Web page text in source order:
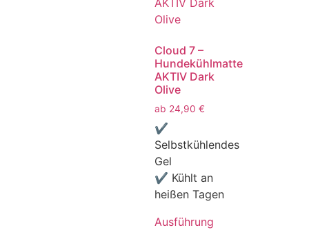
Cloud 7 –
Hundekühlmatte
AKTIV Dark
Olive
ab 24,90 €
✔
Selbstkühlendes
Gel
✔ Kühlt an
heißen Tagen
Ausführung